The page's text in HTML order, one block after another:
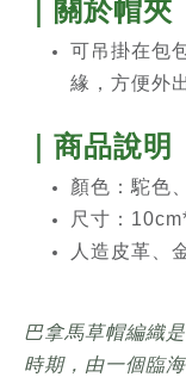
｜關於帽夾
可吊掛在包
緣，方便外
｜商品說明
顏色 ：駝色
尺寸：
人造皮革、
巴拿馬草帽編織
時期，由一個臨